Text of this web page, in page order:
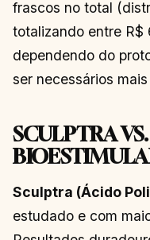
frascos no total
totalizando entre
dependendo do
ser necessários
SCULPTRA
Sculptra (Ácido
estudado e com